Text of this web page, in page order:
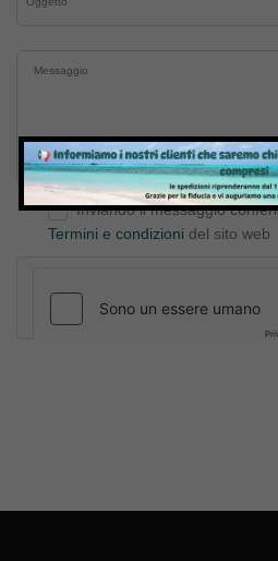
Inviando il messaggio
Termini e condizioni del sito web